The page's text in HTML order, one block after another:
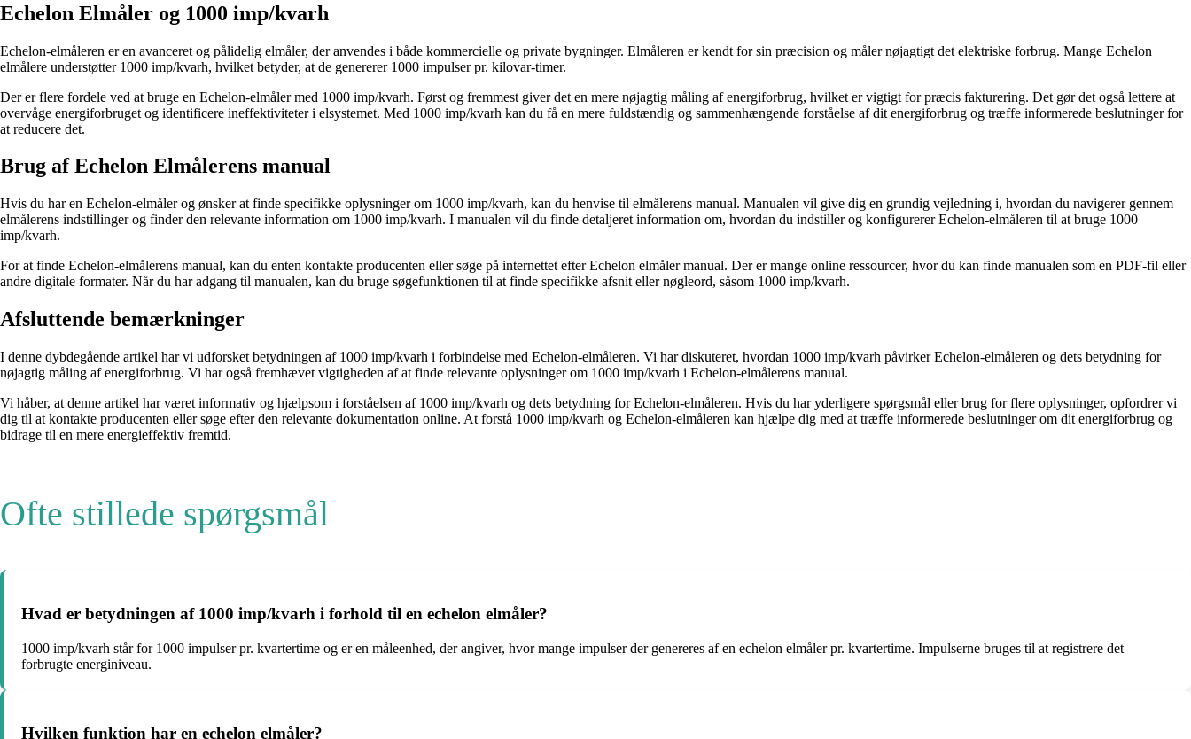
Echelon Elmåler og 1000 imp/kvarh
Echelon-elmåleren er en avanceret og pålidelig elmåler, der anvendes i både kommercielle og private bygninger. Elmåleren er kendt for sin præcision og måler nøjagtigt det elektriske forbrug. Mange Echelon
elmålere understøtter 1000 imp/kvarh, hvilket betyder, at de genererer 1000 impulser pr. kilovar-timer.
Der er flere fordele ved at bruge en Echelon-elmåler med 1000 imp/kvarh. Først og fremmest giver det en mere nøjagtig måling af energiforbrug, hvilket er vigtigt for præcis fakturering. Det gør det også lettere at
overvåge energiforbruget og identificere ineffektiviteter i elsystemet. Med 1000 imp/kvarh kan du få en mere fuldstændig og sammenhængende forståelse af dit energiforbrug og træffe informerede beslutninger for
at reducere det.
Brug af Echelon Elmålerens manual
Hvis du har en Echelon-elmåler og ønsker at finde specifikke oplysninger om 1000 imp/kvarh, kan du henvise til elmålerens manual. Manualen vil give dig en grundig vejledning i, hvordan du navigerer gennem
elmålerens indstillinger og finder den relevante information om 1000 imp/kvarh. I manualen vil du finde detaljeret information om, hvordan du indstiller og konfigurerer Echelon-elmåleren til at bruge 1000
imp/kvarh.
For at finde Echelon-elmålerens manual, kan du enten kontakte producenten eller søge på internettet efter Echelon elmåler manual. Der er mange online ressourcer, hvor du kan finde manualen som en PDF-fil eller
andre digitale formater. Når du har adgang til manualen, kan du bruge søgefunktionen til at finde specifikke afsnit eller nøgleord, såsom 1000 imp/kvarh.
Afsluttende bemærkninger
I denne dybdegående artikel har vi udforsket betydningen af 1000 imp/kvarh i forbindelse med Echelon-elmåleren. Vi har diskuteret, hvordan 1000 imp/kvarh påvirker Echelon-elmåleren og dets betydning for
nøjagtig måling af energiforbrug. Vi har også fremhævet vigtigheden af at finde relevante oplysninger om 1000 imp/kvarh i Echelon-elmålerens manual.
Vi håber, at denne artikel har været informativ og hjælpsom i forståelsen af 1000 imp/kvarh og dets betydning for Echelon-elmåleren. Hvis du har yderligere spørgsmål eller brug for flere oplysninger, opfordrer vi
dig til at kontakte producenten eller søge efter den relevante dokumentation online. At forstå 1000 imp/kvarh og Echelon-elmåleren kan hjælpe dig med at træffe informerede beslutninger om dit energiforbrug og
bidrage til en mere energieffektiv fremtid.
Ofte stillede spørgsmål
Hvad er betydningen af 1000 imp/kvarh i forhold til en echelon elmåler?
1000 imp/kvarh står for 1000 impulser pr. kvartertime og er en måleenhed, der angiver, hvor mange impulser der genereres af en echelon elmåler pr. kvartertime. Impulserne bruges til at registrere det
forbrugte energiniveau.
Hvilken funktion har en echelon elmåler?